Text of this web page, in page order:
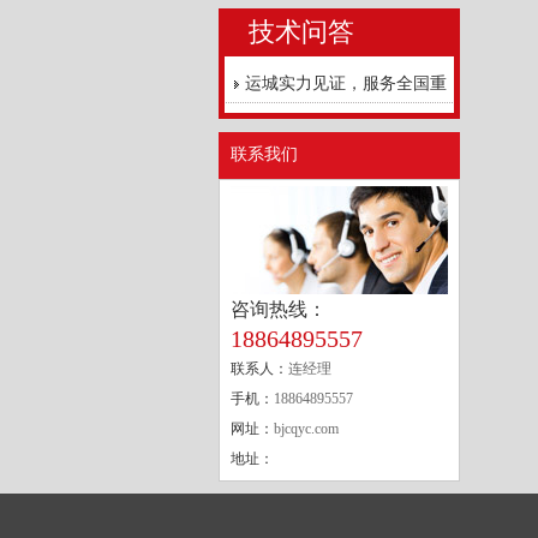
技术问答
运城实力见证，服务全国重
点工程
联系我们
咨询热线：
18864895557
联系人： 连经理
手机： 18864895557
网址： bjcqyc.com
地址：